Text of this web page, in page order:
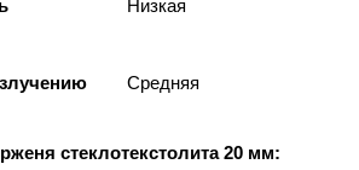
Низкая
Средняя
стеклотекстолита 20 мм: